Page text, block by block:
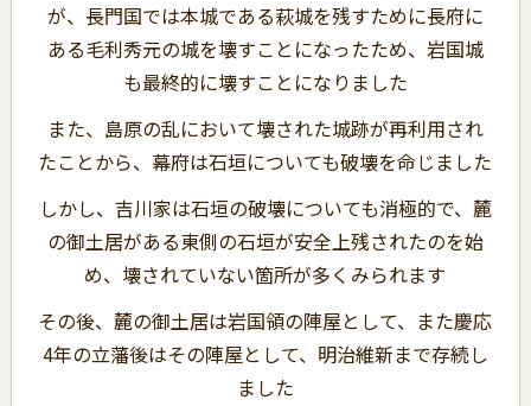
が、長門国では本城である萩城を残すために長府に
ある毛利秀元の城を壊すことになったため、岩国城
も最終的に壊すことになりました
また、島原の乱において壊された城跡が再利用され
たことから、幕府は石垣についても破壊を命じました
しかし、吉川家は石垣の破壊についても消極的で、麓
の御土居がある東側の石垣が安全上残されたのを始
め、壊されていない箇所が多くみられます
その後、麓の御土居は岩国領の陣屋として、また慶応
4年の立藩後はその陣屋として、明治維新まで存続し
ました